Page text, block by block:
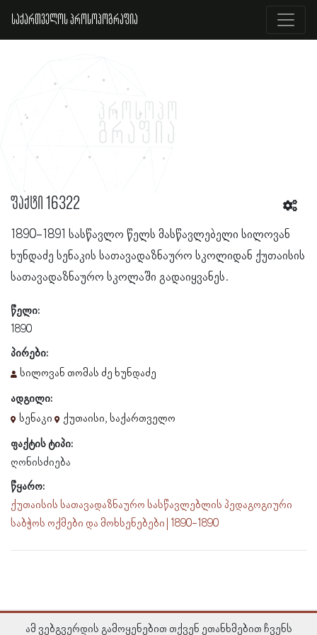
საქართველოს პროსოპოგრაფია
ფაქტი 16322
1890-1891 სასწავლო წელს მასწავლებელი სილოვან
ხუნდაძე სენაკის სათავადაზნაურო სკოლიდან ქუთაისის
სათავადაზნაურო სკოლაში გადაიყვანეს.
წელი:
1890
პირები:
სილოვან თომას ძე ხუნდაძე
ადგილი:
სენაკი
ქუთაისი, საქართველო
ფაქტის ტიპი:
ღონისძიება
წყარო:
ქუთაისის სათავადაზნაურო სასწავლებლის პედაგოგიური
საბჭოს ოქმები და მოხსენებები | 1890-1890
ამ ვებგვერდის გამოყენებით თქვენ ეთანხმებით ჩვენს